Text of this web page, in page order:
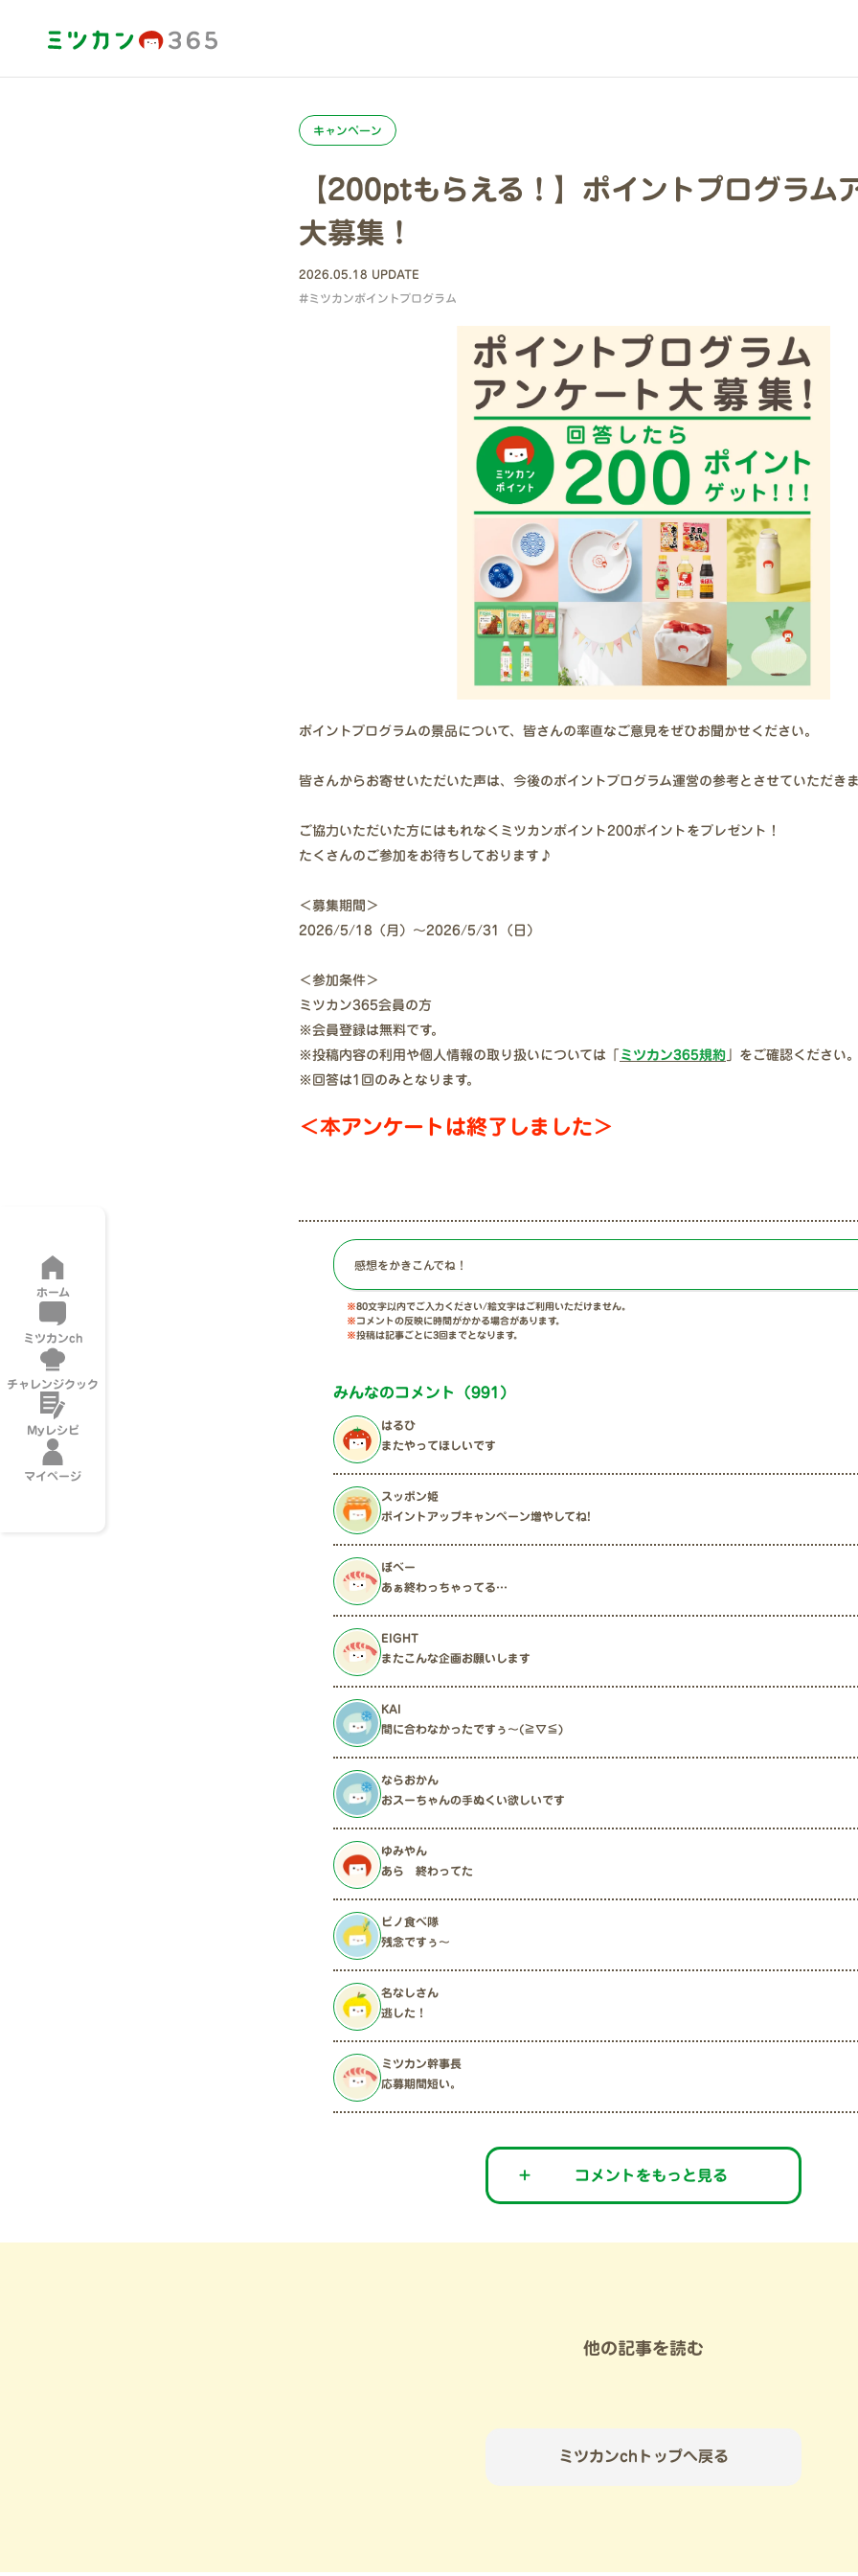
キャンペーン
【200ptもらえる！】ポイントプログラム
大募集！
2026.05.18 UPDATE
#ミツカンポイントプログラム
ポイントプログラムの景品について、皆さんの率直なご意見をぜひお聞かせください。
皆さんからお寄せいただいた声は、今後のポイントプログラム運営の参考とさせていただき
ご協力いただいた方にはもれなくミツカンポイント200ポイントをプレゼント！
たくさんのご参加をお待ちしております♪
＜募集期間＞
2026/5/18（月）〜2026/5/31（日）
＜参加条件＞
ミツカン365会員の方
※会員登録は無料です。
※投稿内容の利用や個人情報の取り扱いについては「 ミツカン365規約 」をご確認ください
※回答は1回のみとなります。
＜本アンケートは終了しました＞
感想をかきこんでね！
※80文字以内でご入力ください/絵文字はご利用いただけません。
※ コメントの反映に時間がかかる場合があります。
※投稿は記事ごとに3回までとなります。
みんなのコメント（991）
はるひ
またやってほしいです
スッポン姫
ポイントアップキャンペーン増やしてね!
ぼべー
あぁ終わっちゃってる…
EIGHT
またこんな企画お願いします
KAI
間に合わなかったですぅ〜(⁠≧⁠▽⁠≦⁠)
ならおかん
おスーちゃんの手ぬくい欲しいです
ゆみやん
あら 終わってた
ピノ食べ隊
残念ですぅ〜
名なしさん
逃した！
ミツカン幹事長
応募期間短い。
＋ コメントをもっと見る
他の記事を読む
ミツカンchトップへ戻る
ホーム
ミツカンch
チャレンジクック
Myレシピ
マイページ